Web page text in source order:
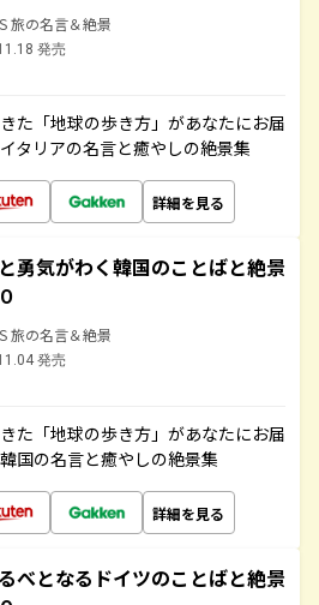
旅の名言＆絶景
発売
た「地球の歩き方」があなたにお届
タリアの名言と癒やしの絶景集
詳細を見る
勇気がわく韓国のことばと絶景
旅の名言＆絶景
発売
た「地球の歩き方」があなたにお届
国の名言と癒やしの絶景集
詳細を見る
べとなるドイツのことばと絶景